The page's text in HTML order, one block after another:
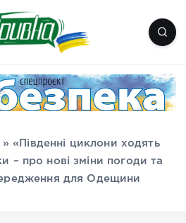
Одеса, Мелітополь
» «Південні циклони ходять
– про нові зміни погоди та
для Одещини